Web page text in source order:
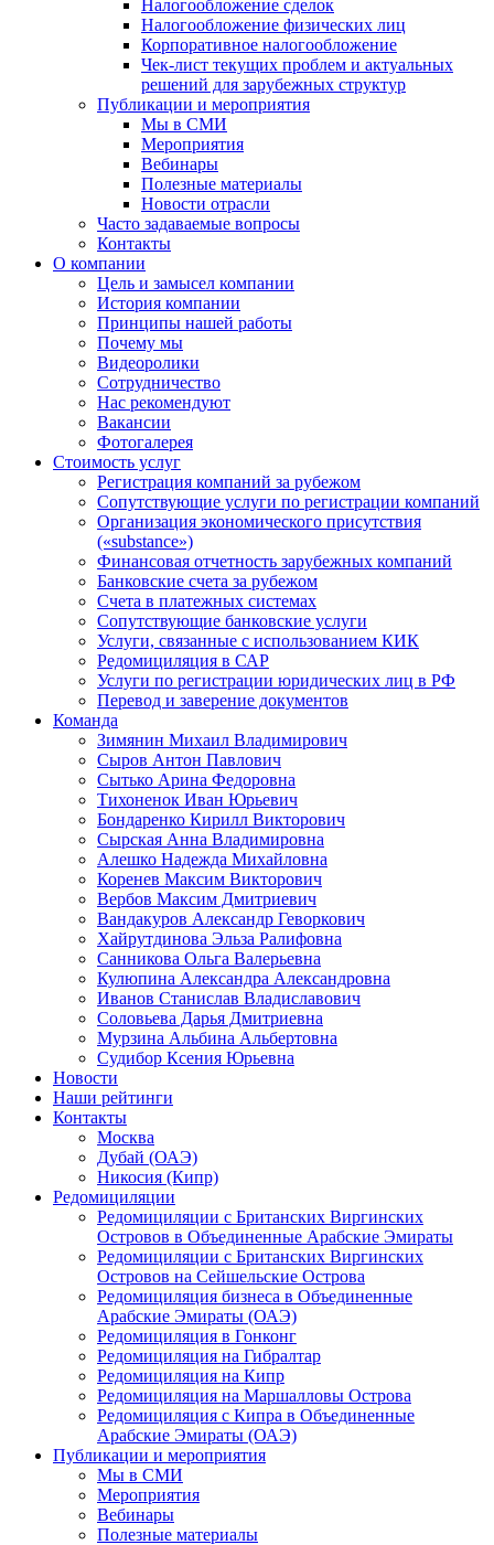
Налогообложение сделок
Налогообложение физических лиц
Корпоративное налогообложение
Чек-лист текущих проблем и актуальных
решений для зарубежных структур
Публикации и мероприятия
Мы в СМИ
Мероприятия
Вебинары
Полезные материалы
Новости отрасли
Часто задаваемые вопросы
Контакты
О компании
Цель и замысел компании
История компании
Принципы нашей работы
Почему мы
Видеоролики
Сотрудничество
Нас рекомендуют
Вакансии
Фотогалерея
Стоимость услуг
Регистрация компаний за рубежом
Сопутствующие услуги по регистрации компаний
Организация экономического присутствия
(«substance»)
Финансовая отчетность зарубежных компаний
Банковские счета за рубежом
Счета в платежных системах
Сопутствующие банковские услуги
Услуги, связанные с использованием КИК
Редомициляция в САР
Услуги по регистрации юридических лиц в РФ
Перевод и заверение документов
Команда
Зимянин Михаил Владимирович
Сыров Антон Павлович
Сытько Арина Федоровна
Тихоненок Иван Юрьевич
Бондаренко Кирилл Викторович
Сырская Анна Владимировна
Алешко Надежда Михайловна
Коренев Максим Викторович
Вербов Максим Дмитриевич
Вандакуров Александр Геворкович
Хайрутдинова Эльза Ралифовна
Санникова Ольга Валерьевна
Кулюпина Александра Александровна
Иванов Станислав Владиславович
Соловьева Дарья Дмитриевна
Мурзина Альбина Альбертовна
Судибор Ксения Юрьевна
Новости
Наши рейтинги
Контакты
Москва
Дубай (ОАЭ)
Никосия (Кипр)
Редомициляции
Редомициляции с Британских Виргинских
Островов в Объединенные Арабские Эмираты
Редомициляции с Британских Виргинских
Островов на Сейшельские Острова
Редомициляция бизнеса в Объединенные
Арабские Эмираты (ОАЭ)
Редомициляция в Гонконг
Редомициляция на Гибралтар
Редомициляция на Кипр
Редомициляция на Маршалловы Острова
Редомициляция с Кипра в Объединенные
Арабские Эмираты (ОАЭ)
Публикации и мероприятия
Мы в СМИ
Мероприятия
Вебинары
Полезные материалы